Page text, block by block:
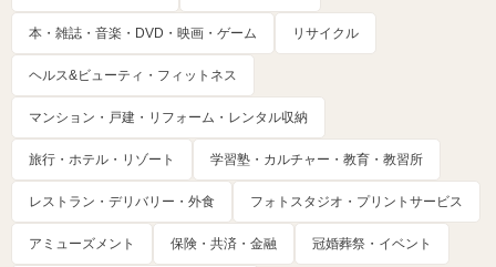
本・雑誌・音楽・DVD・映画・ゲーム リサイクル
ヘルス&ビューティ・フィットネス
マンション・戸建・リフォーム・レンタル収納
旅行・ホテル・リゾート 学習塾・カルチャー・教育・教習所
レストラン・デリバリー・外食 フォトスタジオ・プリントサービス
アミューズメント 保険・共済・金融 冠婚葬祭・イベント